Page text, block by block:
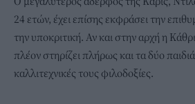
24 ετών, έχει επίσης εκφράσει την
την υποκριτική. Αν και στην αρχή η
πλέον στηρίζει πλήρως και τα δύο
καλλιτεχνικές τους φιλοδοξίες.